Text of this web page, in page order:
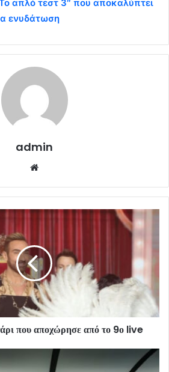
απλό τεστ 3″ που αποκαλύπτει
ενυδάτωση
admin
που αποχώρησε από το 9ο live